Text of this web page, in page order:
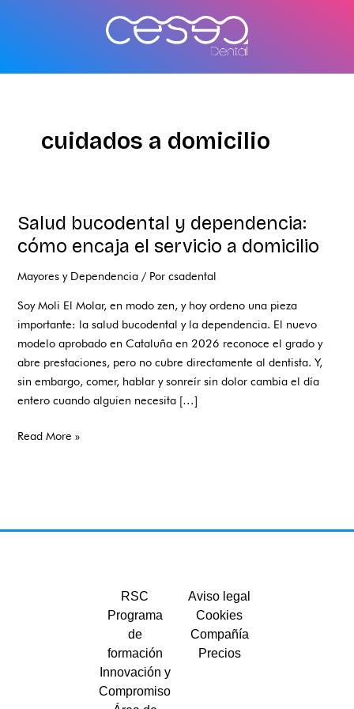
cuidados a domicilio
Salud bucodental y dependencia:
cómo encaja el servicio a domicilio
Mayores y Dependencia / Porcsadental
Soy Moli El Molar, en modo zen, y hoy ordeno una pieza
importante: la salud bucodental y la dependencia. El nuevo
modelo aprobado en Cataluña en 2026 reconoce el grado y
abre prestaciones, pero no cubre directamente al dentista. Y,
sin embargo, comer, hablar y sonreír sin dolor cambia el día
entero cuando alguien necesita […]
Salud
bucodental
dependencia:
encaja
Read More »
RSC
Programa
de
formación
Innovación y
Compromiso
Aviso legal
Cookies
Compañía
Precios